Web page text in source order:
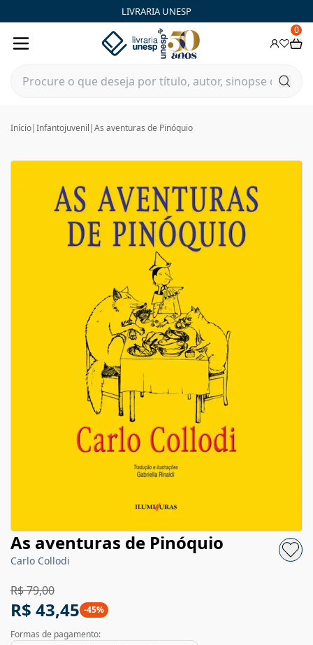
LIVRARIA UNESP
0
Início|Infantojuvenil |As aventuras de Pinóquio
As aventuras de Pinóquio
Carlo Collodi
R$ 79,00
R$ 43,45 -45%
Formas de pagamento: